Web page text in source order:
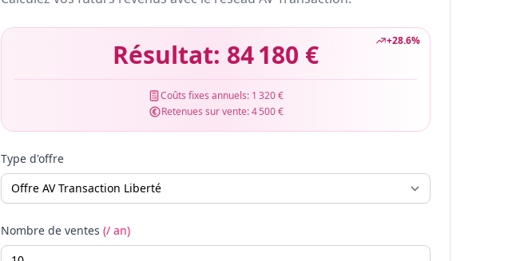
+28.6%
Résultat: 84 180 €
Coûts fixes annuels: 1 320 €
Retenues sur vente:4 500 €
Type d'offre
Nombre de ventes (/ an)